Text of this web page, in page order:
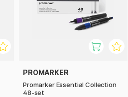
PROMARKER
Promarker Essential Collection
48-set